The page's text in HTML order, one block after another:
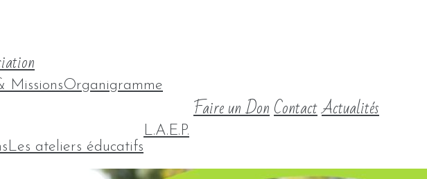
MissionsOrganigramme
Les ateliers éducatifs
L.A.E.P.
Faire un DonContactActualités